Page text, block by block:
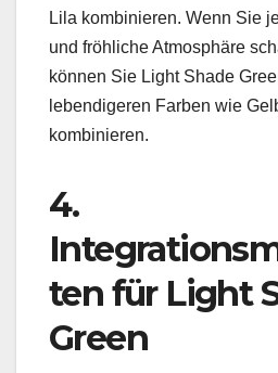
Lila kombinieren. Wenn Sie
und fröhliche Atmosphäre
können Sie Light Shade
lebendigeren Farben wie
kombinieren.
4.
ten für Light
Green